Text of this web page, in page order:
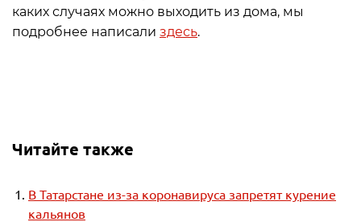
каких случаях можно выходить из дома, мы
подробнее написали здесь.
Читайте также
В Татарстане из-за коронавируса запретят курение
кальянов